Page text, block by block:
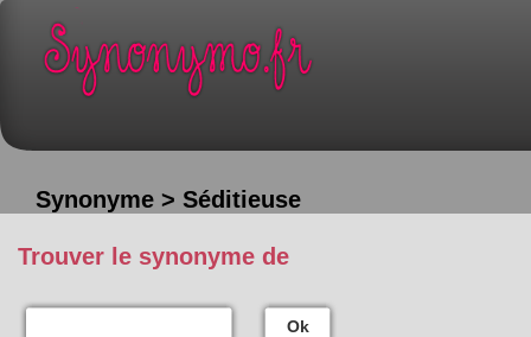
Synonyme > Séditieuse
Trouver le synonyme de
Ok